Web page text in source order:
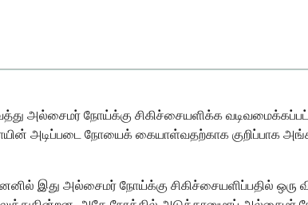
அல்சைமர் நோய்க்கு சிகிச்சையளிக்க வடிவமைக்கப்பட்ட
அடிப்படை நோயைக் கையாள்வதற்காக குறிப்பாக
இது அல்சைமர் நோய்க்கு சிகிச்சையளிப்பதில்